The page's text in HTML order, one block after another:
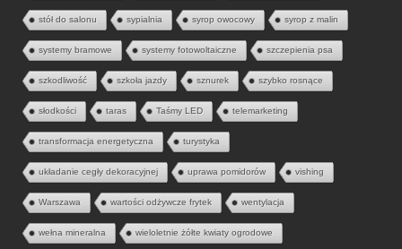
stół do salonu sypialnia syrop owocowy syrop z malin
systemy bramowe systemy fotowoltaiczne szczepienia psa
szkodliwość szkoła jazdy sznurek szybko rosnące
słodkości taras Taśmy LED telemarketing
transformacja energetyczna turystyka
układanie cegły dekoracyjnej uprawa pomidorów vishing
Warszawa wartości odżywcze frytek wentylacja
wełna mineralna wieloletnie żółte kwiaty ogrodowe